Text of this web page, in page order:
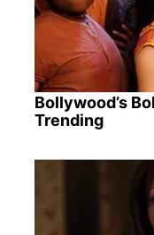
Bollywood’s
Trending